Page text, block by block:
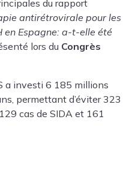
du rapport
antirétrovirale pour les
en Espagne: a-t-elle été
lors du Congrès
a investi 6 185 millions
permettant d’éviter 323
cas de SIDA et 161